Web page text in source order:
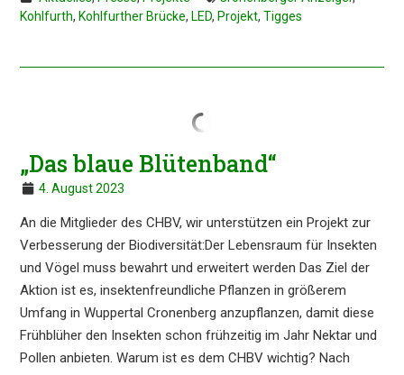
Kohlfurth, Kohlfurther Brücke, LED, Projekt, Tigges
„Das blaue Blütenband“
4. August 2023
An die Mitglie­der des CHBV, wir unter­stüt­zen ein Projekt zur
Verbes­se­rung der Biodi­ver­si­tät:Der Lebens­raum für Insek­ten
und Vögel muss bewahrt und erwei­tert werden Das Ziel der
Aktion ist es, insek­ten­freund­li­che Pflan­zen in größe­rem
Umfang in Wupper­tal Cronen­berg anzupflan­zen, damit diese
Frühblü­her den Insek­ten schon frühzei­tig im Jahr Nektar und
Pollen anbie­ten. Warum ist es dem CHBV wichtig? Nach